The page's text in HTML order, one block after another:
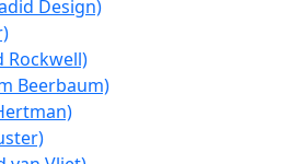
Design)
Rockwell)
Beerbaum)